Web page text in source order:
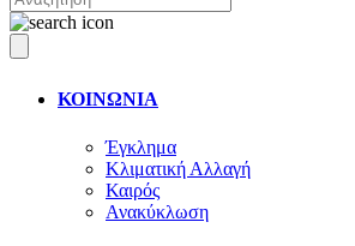
ΚΟΙΝΩΝΙΑ
Έγκλημα
Κλιματική Αλλαγή
Καιρός
Ανακύκλωση